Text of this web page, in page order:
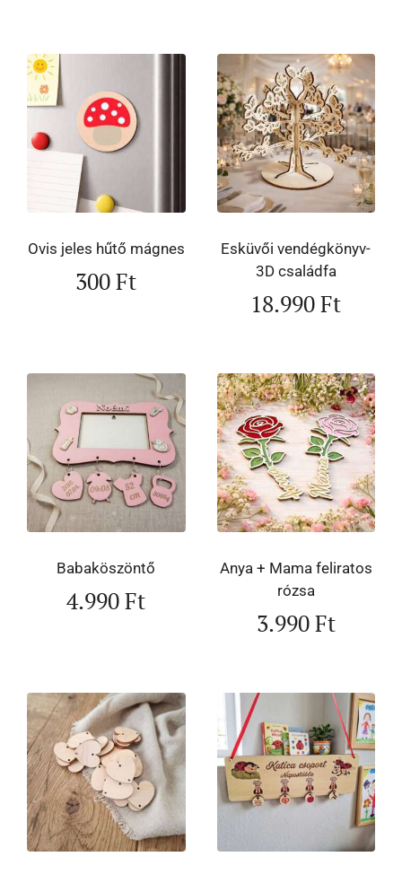
Ovis jeles hűtő mágnes
300Ft
Esküvői vendégkönyv-
3D családfa
18.990Ft
Babaköszöntő
4.990Ft
Anya + Mama feliratos
rózsa
3.990Ft